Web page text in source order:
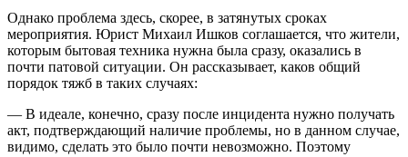
Однако проблема здесь, скорее, в затянутых сроках
мероприятия. Юрист Михаил Ишков соглашается, что жители,
которым бытовая техника нужна была сразу, оказались в
почти патовой ситуации. Он рассказывает, каков общий
порядок тяжб в таких случаях:
— В идеале, конечно, сразу после инцидента нужно получать
акт, подтверждающий наличие проблемы, но в данном случае,
видимо, сделать это было почти невозможно. Поэтому